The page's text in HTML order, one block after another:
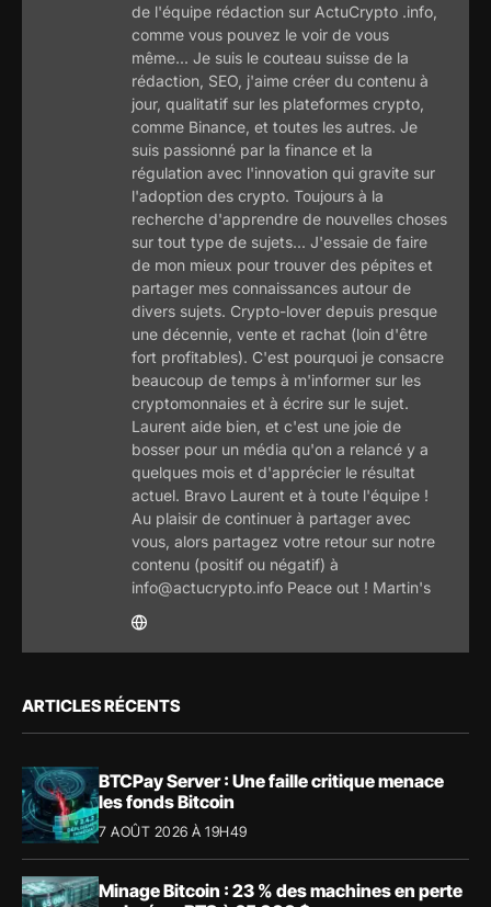
de l'équipe rédaction sur ActuCrypto .info,
comme vous pouvez le voir de vous
même... Je suis le couteau suisse de la
rédaction, SEO, j'aime créer du contenu à
jour, qualitatif sur les plateformes crypto,
comme Binance, et toutes les autres. Je
suis passionné par la finance et la
régulation avec l'innovation qui gravite sur
l'adoption des crypto. Toujours à la
recherche d'apprendre de nouvelles choses
sur tout type de sujets... J'essaie de faire
de mon mieux pour trouver des pépites et
partager mes connaissances autour de
divers sujets. Crypto-lover depuis presque
une décennie, vente et rachat (loin d'être
fort profitables). C'est pourquoi je consacre
beaucoup de temps à m'informer sur les
cryptomonnaies et à écrire sur le sujet.
Laurent aide bien, et c'est une joie de
bosser pour un média qu'on a relancé y a
quelques mois et d'apprécier le résultat
actuel. Bravo Laurent et à toute l'équipe !
Au plaisir de continuer à partager avec
vous, alors partagez votre retour sur notre
contenu (positif ou négatif) à
info@actucrypto.info Peace out ! Martin's
ARTICLES RÉCENTS
BTCPay Server : Une faille critique menace
les fonds Bitcoin
7 AOÛT 2026 À 19H49
Minage Bitcoin : 23 % des machines en perte